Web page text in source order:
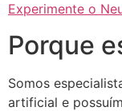
Experimente o
Porque
Somos
artificial e